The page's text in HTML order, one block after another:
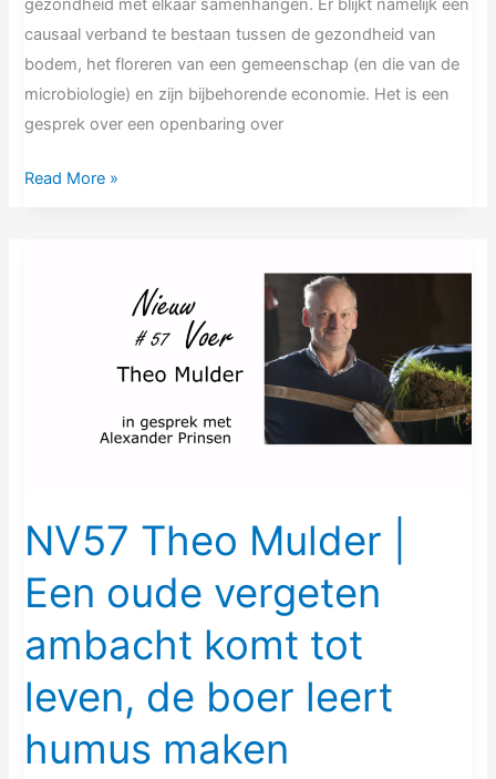
gezondheid met elkaar samenhangen. Er blijkt namelijk een
causaal verband te bestaan tussen de gezondheid van
bodem, het floreren van een gemeenschap (en die van de
microbiologie) en zijn bijbehorende economie. Het is een
gesprek over een openbaring over
Read More »
NV57 Theo Mulder |
Een oude vergeten
ambacht komt tot
leven, de boer leert
humus maken
tot
leven,
de
boer
leert
maken